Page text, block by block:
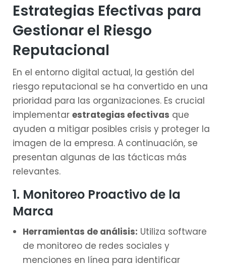
Estrategias Efectivas para
Gestionar el Riesgo
Reputacional
En el entorno digital actual, la gestión del
riesgo reputacional se ha convertido en una
prioridad para las organizaciones. Es crucial
implementar estrategias efectivas que
ayuden a mitigar posibles crisis y proteger la
imagen de la empresa. A continuación, se
presentan algunas de las tácticas más
relevantes.
1. Monitoreo Proactivo de la
Marca
Herramientas de análisis: Utiliza software
de monitoreo de redes sociales y
menciones en línea para identificar